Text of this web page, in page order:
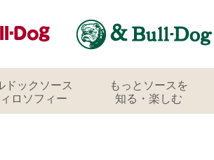
ドックソース
ロソフィー
もっとソースを
知る・楽しむ